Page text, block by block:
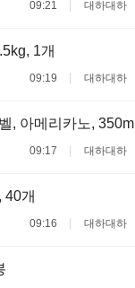
09:21 대하대하
1개
09:19 대하대하
, 아메리카노,
09:17 대하대하
40개
09:16 대하대하